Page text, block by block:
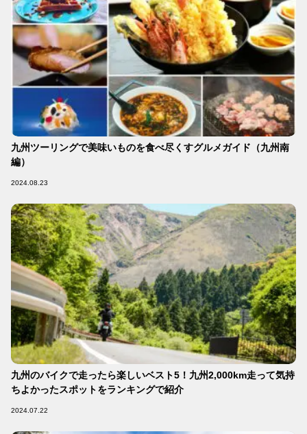
九州ツーリングで美味いものを食べ尽くすグルメガイド（九州南
編）
2024.08.23
九州のバイクで走ったら楽しいベスト5！九州2,000km走って気持
ちよかったスポットをランキングで紹介
2024.07.22